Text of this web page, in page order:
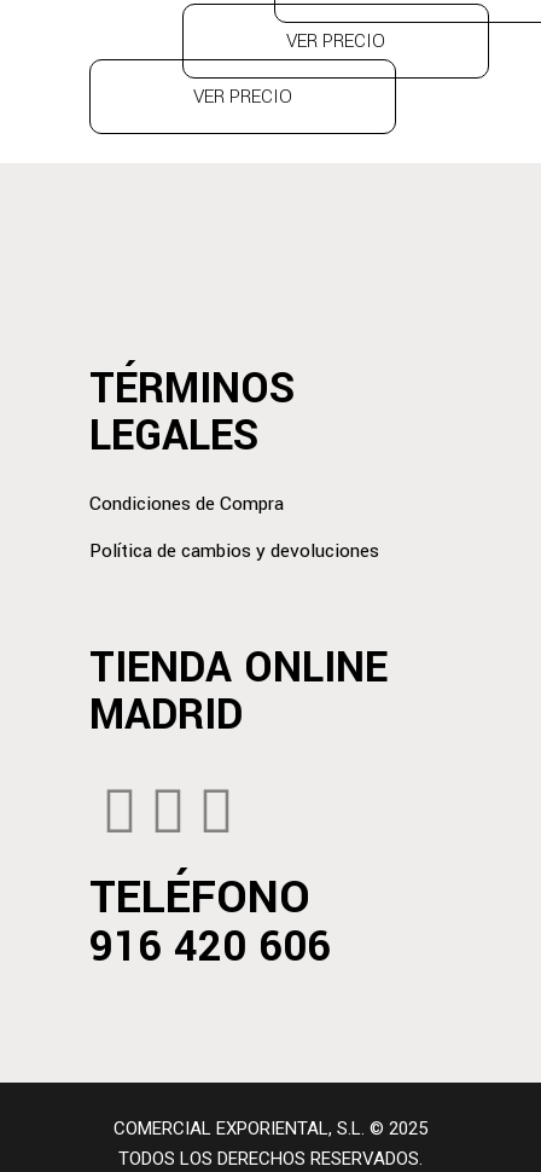
VER PRECIO
VER PRECIO
TÉRMINOS
LEGALES
Condiciones de Compra
Política de cambios y devoluciones
TIENDA ONLINE
MADRID
TELÉFONO
916 420 606
COMERCIAL EXPORIENTAL, S.L. © 2025
TODOS LOS DERECHOS RESERVADOS.